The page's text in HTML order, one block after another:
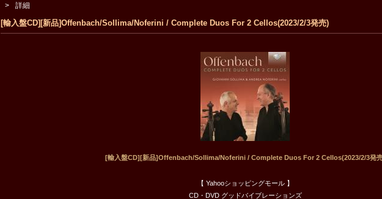
詳細
[輸入盤CD][新品]Offenbach/Sollima/Noferini / Complete Duos For 2 Cellos(2023/2/3発売)
[輸入盤CD][新品]Offenbach/Sollima/Noferini / Complete Duos For 2 Cellos(2023/2/3発
【 Yahooショッピングモール 】
CD・DVD グッドバイブレーションズ